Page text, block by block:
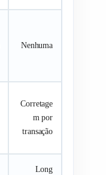
Nenhuma
Corretage
m por
transação
Long